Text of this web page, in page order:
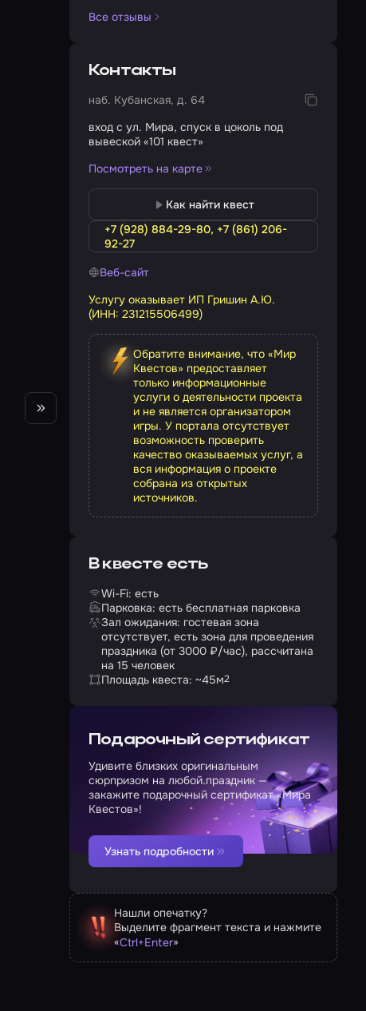
Все отзывы
Контакты
наб. Кубанская, д. 64
вход с ул. Мира, спуск в цоколь под
вывеской «101 квест»
Посмотреть на карте
Как найти квест
+7 (928) 884-29-80, +7 (861) 206-
92-27
Веб-сайт
Услугу оказывает ИП Гришин А.Ю.
(ИНН: 231215506499)
Обратите внимание, что «Мир
Квестов» предоставляет
только информационные
услуги о деятельности проекта
и не является организатором
игры. У портала отсутствует
возможность проверить
качество оказываемых услуг, а
вся информация о проекте
собрана из открытых
источников.
В квесте есть
Wi-Fi: есть
Парковка: есть бесплатная парковка
Зал ожидания: гостевая зона
отсутствует, есть зона для проведения
праздника (от 3000 ₽/час), рассчитана
на 15 человек
Площадь квеста: ~45м2
Подарочный сертификат
Удивите близких оригинальным
сюрпризом на любой праздник —
закажите подарочный сертификат «Мира
Квестов»!
Узнать подробности
Нашли опечатку?
Выделите фрагмент текста и нажмите
«Ctrl+Enter»